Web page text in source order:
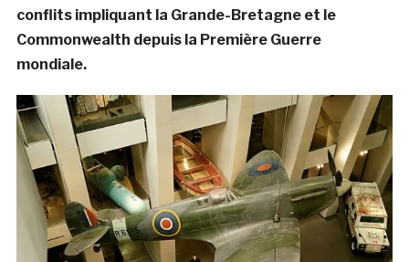
conflits impliquant la Grande-Bretagne et le
Commonwealth depuis la Première Guerre
mondiale.